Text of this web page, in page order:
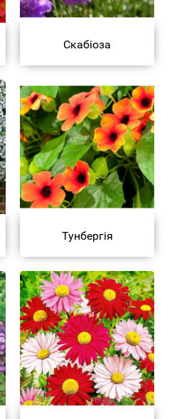
Скабіоза
Тунбергія